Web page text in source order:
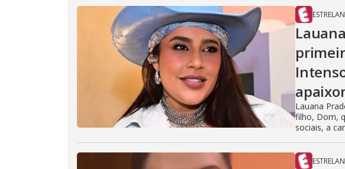
Lauana
filho, Dom,
sociais, a